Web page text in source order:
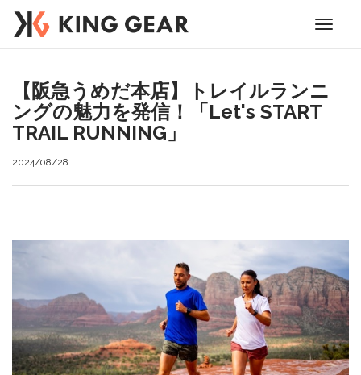
Toggle
【阪急うめだ本店】トレイルランニ
ングの魅力を発信！「Let's START
TRAIL RUNNING」
2024/08/28